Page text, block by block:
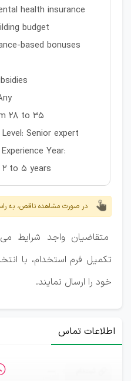
health insurance
budget
based bonuses
28 to 35
Senior expert
Year:
2 to 5 years
در صورت مشاهده ناقص، به
متقاضیان واجد شرایط
تکمیل فرم استخدام، با
خود را ارسال نمایند.
اطلاعات تماس